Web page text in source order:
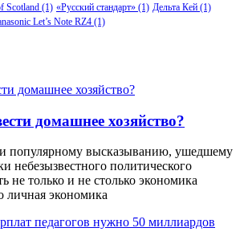
Scotland (1) «Русский стандарт» (1) Дельта Кей (1)
Let’s Note RZ4 (1)
домашнее хозяйство?
популярному высказыванию, ушедшему
небезызвестного политического
не только и не столько экономика
личная экономика